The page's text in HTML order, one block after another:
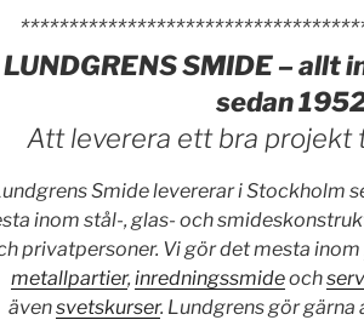
LUNDGRENS SMIDE – allt
sedan
Att leverera ett bra projekt
Smide levererar i Stockholm
inom stål-, glas- och
privatpersoner. Vi gör det mesta inom
metallpartier,inredningssmideoch
ävensvetskurser. Lundgrens gör